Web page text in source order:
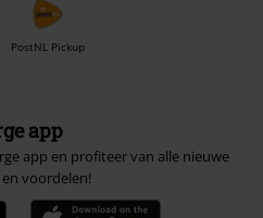
PostNL Pickup
app
app en profiteer van alle nieuwe
voordelen!